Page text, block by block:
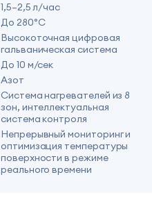
1,5–2,5 л/час
До 280°C
Высокоточная цифровая
гальваническая система
До 10 м/сек
Азот
Система нагревателей из 8
зон, интеллектуальная
система контроля
Непрерывный мониторинг и
оптимизация температуры
поверхности в режиме
реального времени